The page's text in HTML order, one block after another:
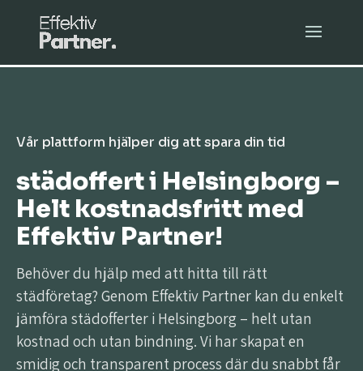
Vår plattform hjälper dig att spara din tid
städoffert i Helsingborg –
Helt kostnadsfritt med
Effektiv Partner!
Behöver du hjälp med att hitta till rätt
städföretag? Genom Effektiv Partner kan du enkelt
jämföra städofferter i Helsingborg – helt utan
kostnad och utan bindning. Vi har skapat en
smidig och transparent process där du snabbt får